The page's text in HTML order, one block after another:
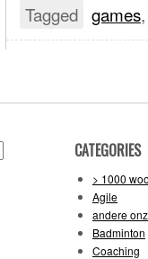
Tagged games
CATEGORIES
> 1000
Agile
andere
Badminton
Coaching